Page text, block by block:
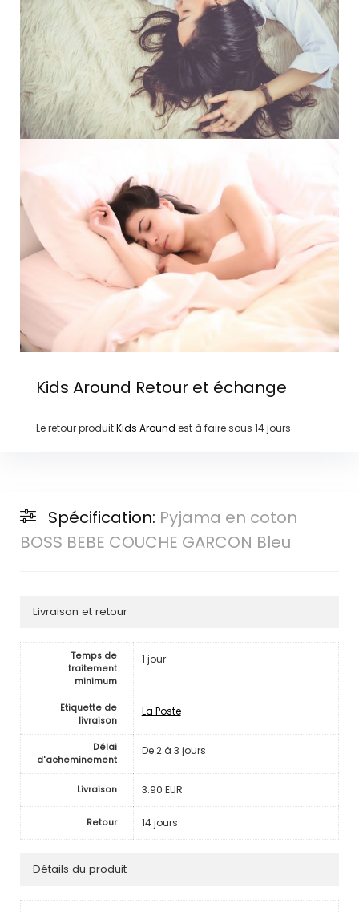
Kids Around Retour et échange
Le retour produitKids Around est à faire sous 14 jours
Spécification: Pyjama en coton
BOSS BEBE COUCHE GARCON Bleu
Livraison et retour
Temps de
traitement
minimum
1 jour
Etiquette de
livraison
La Poste
Délai
d'acheminement
De 2 à 3 jours
Livraison 3.90 EUR
Retour 14 jours
Détails du produit